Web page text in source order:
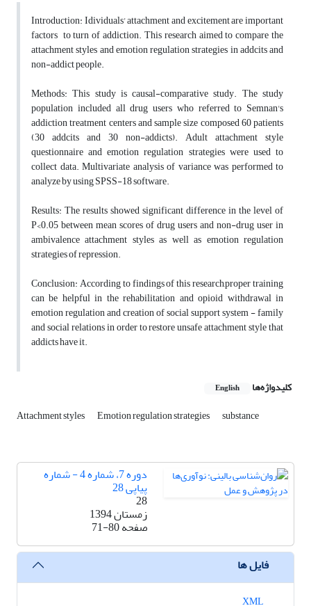
Introduction: Idividuals' attachment and excitement are important
factors to turn of addiction. This research aimed to compare the
attachment styles and emotion regulation strategies in addcits and
non-addict people.
Methods: This study is causal-comparative study. The study
population included all drug users who referred to Semnan's
addiction treatment centers and sample size composed 60 patients
(30 addcits and 30 non-addicts). Adult attachment style
questionnaire and emotion regulation strategies were used to
collect data. Multivariate analysis of variance was performed to
analyze by using SPSS-18 software.
Results: The results showed significant difference in the level of
P<0.05 between mean scores of drug users and non-drug user in
ambivalence attachment styles as well as emotion regulation
strategies of repression.
Conclusion: According to findings of this research,proper training
can be helpful in the rehabilitation and opioid withdrawal in
emotion regulation and creation of social support system - family
and social relations in order to restore unsafe attachment style that
addicts have it.
کلیدواژه‌ها English
Attachment styles Emotion regulation strategies substance
دوره 7، شماره 4 - شماره
پیاپی 28
28
زمستان 1394
صفحه71-80
فایل ها